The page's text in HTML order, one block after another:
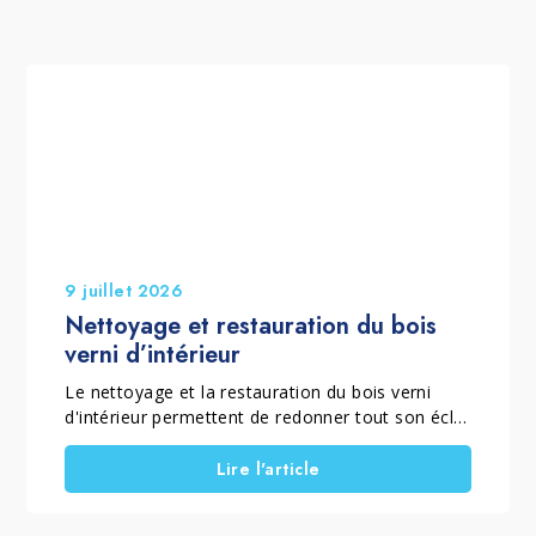
9 juillet 2026
Nettoyage et restauration du bois
verni d’intérieur
Le nettoyage et la restauration du bois verni
d'intérieur permettent de redonner tout son éclat
à un parquet verni mat ou brillant qui a perdu sa
brillance, son homogénéité et sa couleur à cause
de l'usure quotidienne. Lorsque le vernis est
Lire l'article